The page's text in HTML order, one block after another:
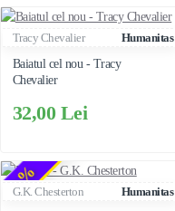
Tracy Chevalier
Humanitas
Baiatul cel nou - Tracy
Chevalier
32,00 Lei
-8 %
G.K. Chesterton
Humanitas